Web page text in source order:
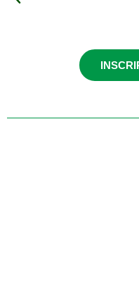
Grupo 1 (4 años-6º
Lunes y miércoles /